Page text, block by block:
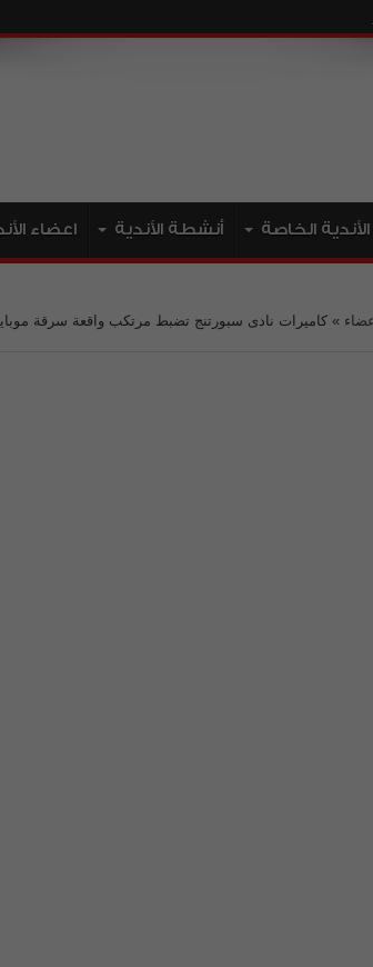
الأندية الخاصة أنشطة الأندية اعضاء
» كاميرات نادى سبورتنج تضبط مرتكب واقعة سرقة